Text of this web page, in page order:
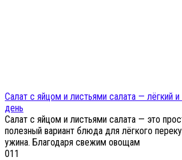
Салат с яйцом и листьями салата — лёгкий
день
Салат с яйцом и листьями салата — это
полезный вариант блюда для лёгкого
ужина. Благодаря свежим овощам
011